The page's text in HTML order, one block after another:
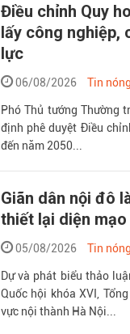
Điều chỉnh Quy
lấy công nghiệp,
lực
06/08/2026 Tin nóng
Phó Thủ tướng Thường
định phê duyệt Điều
đến năm 2050...
Giãn dân nội đô
thiết lại diện mạo
05/08/2026 Tin nóng
Dự và phát biểu thảo
Quốc hội khóa XVI,
vực nội thành Hà Nội...